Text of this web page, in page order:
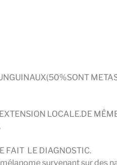
LOCALE.DE
FAIT LE DIAGNOSTIC.
survenant sur des